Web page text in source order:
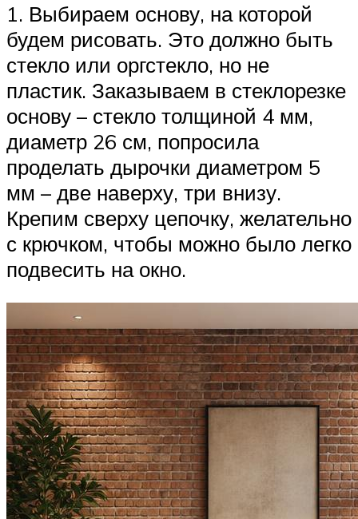
1. Выбираем основу, на которой
будем рисовать. Это должно быть
стекло или оргстекло, но не
пластик. Заказываем в стеклорезке
основу – стекло толщиной 4 мм,
диаметр 26 см, попросила
проделать дырочки диаметром 5
мм – две наверху, три внизу.
Крепим сверху цепочку, желательно
с крючком, чтобы можно было легко
подвесить на окно.